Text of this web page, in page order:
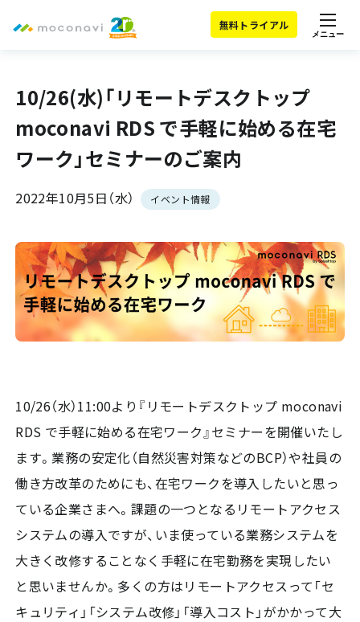
無料トライアル
メニュー
10/26(水)「リモートデスクトップ
moconavi RDS で手軽に始める在宅
ワーク」セミナーのご案内
2022年10月5日（水） イベント情報
10/26（水）11:00より『リモートデスクトップ moconavi
RDS で手軽に始める在宅ワーク』セミナーを開催いたし
ます。業務の安定化（自然災害対策などのBCP）や社員の
働き方改革のためにも、在宅ワークを導入したいと思っ
ている企業さまへ。課題の一つとなるリモートアクセス
システムの導入ですが、いま使っている業務システムを
大きく改修することなく手軽に在宅勤務を実現したい
と思いませんか。多くの方はリモートアクセスって「セ
キュリティ」「システム改修」「導入コスト」がかかって大